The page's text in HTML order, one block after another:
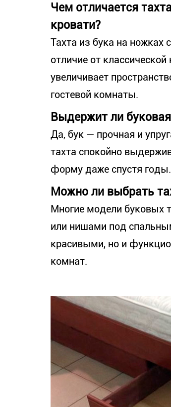
Чем отличается
кровати?
Тахта из бука на ножках
отличие от
увеличивает
гостевой комнаты.
Выдержит ли
Да, бук — прочная и
тахта спокойно
форму даже спустя годы.
Можно ли выбрать
Многие модели буковых
или нишами под
красивыми, но и
комнат.